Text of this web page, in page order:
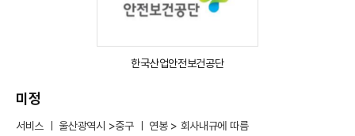
한국산업안전보건공단
미정
서비스 ㅣ 울산광역시 >중구 ㅣ 연봉 > 회사내규에 따름